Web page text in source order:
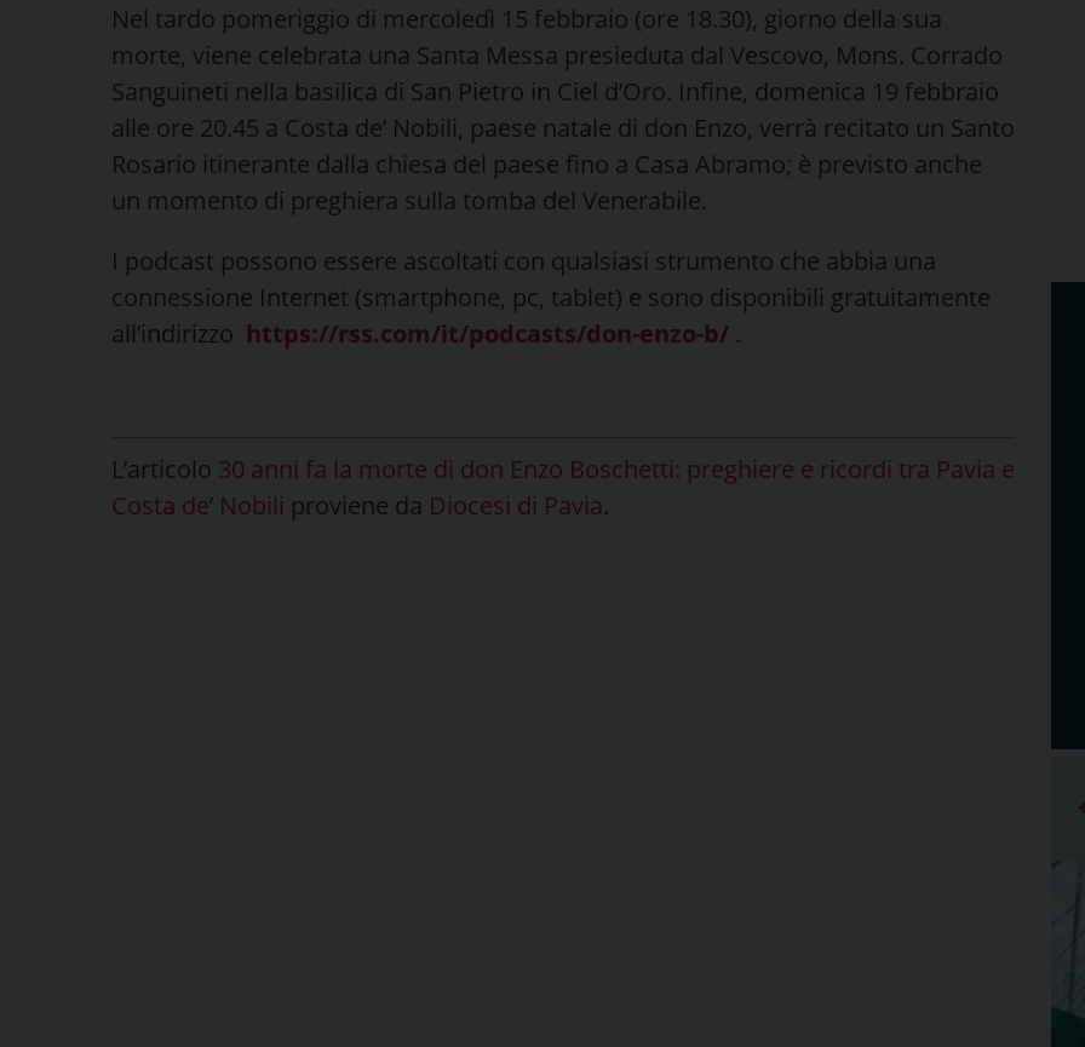
Nel tardo pomeriggio di mercoledì 15 febbraio (ore 18.30), giorno della sua
morte, viene celebrata una Santa Messa presieduta dal Vescovo, Mons. Corrado
Sanguineti nella basilica di San Pietro in Ciel d’Oro. Infine, domenica 19 febbraio
alle ore 20.45 a Costa de’ Nobili, paese natale di don Enzo, verrà recitato un Santo
Rosario itinerante dalla chiesa del paese fino a Casa Abramo; è previsto anche
un momento di preghiera sulla tomba del Venerabile.
I podcast possono essere ascoltati con qualsiasi strumento che abbia una
connessione Internet (smartphone, pc, tablet) e sono disponibili gratuitamente
all’indirizzo https://rss.com/it/podcasts/don-enzo-b/ .
L’articolo 30 anni fa la morte di don Enzo Boschetti: preghiere e ricordi tra Pavia e
Costa de’ Nobili proviene da Diocesi di Pavia.